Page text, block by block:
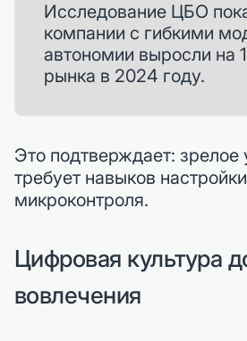
Исследование ЦБО
компании с гибкими
автономии выросли на
рынка в 2024 году.
Это подтверждает: зрелое
требует навыков
микроконтроля.
Цифровая культура
вовлечения